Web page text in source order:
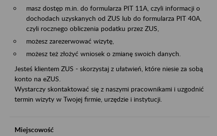
masz dostęp m.in. do formularza PIT 11A, czyli informacji o
dochodach uzyskanych od ZUS lub do formularza PIT 40A,
czyli rocznego obliczenia podatku przez ZUS,
możesz zarezerwować wizytę,
możesz też złożyć wniosek o zmianę swoich danych.
Jesteś klientem ZUS - skorzystaj z ułatwień, które niesie za sobą
konto na eZUS.
Wystarczy skontaktować się z naszymi pracownikami i uzgodnić
termin wizyty w Twojej firmie, urzędzie i instytucji.
Miejscowość